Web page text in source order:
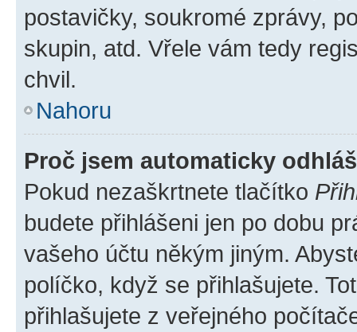
postavičky, soukromé zprávy,
skupin, atd. Vřele vám tedy
chvil.
Nahoru
Proč jsem automaticky
Pokud nezaškrtnete tlačítko
budete přihlášeni jen po dobu
vašeho účtu někým jiným.
políčko, když se přihlašujete.
přihlašujete z veřejného